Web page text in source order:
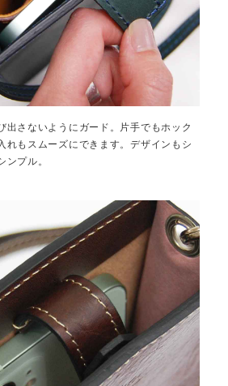
出さないようにガード。片手でもホック
れもスムーズにできます。デザインもシ
ンプル。